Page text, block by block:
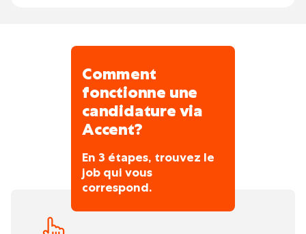
Comment
fonctionne une
candidature via
Accent?
En 3 étapes, trouvez le
job qui vous
correspond.